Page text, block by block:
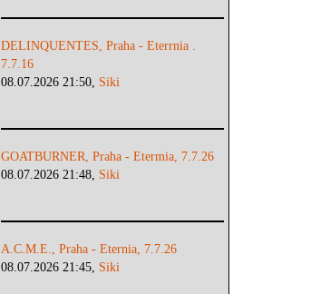
DELINQUENTES, Praha - Eterrnia .
7.7.16
08.07.2026 21:50, Siki
GOATBURNER, Praha - Etermia, 7.7.26
08.07.2026 21:48, Siki
A.C.M.E., Praha - Eternia, 7.7.26
08.07.2026 21:45, Siki